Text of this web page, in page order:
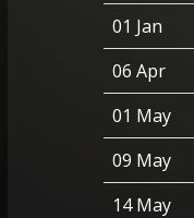
01 Jan
06 Apr
01 May
09 May
14 May